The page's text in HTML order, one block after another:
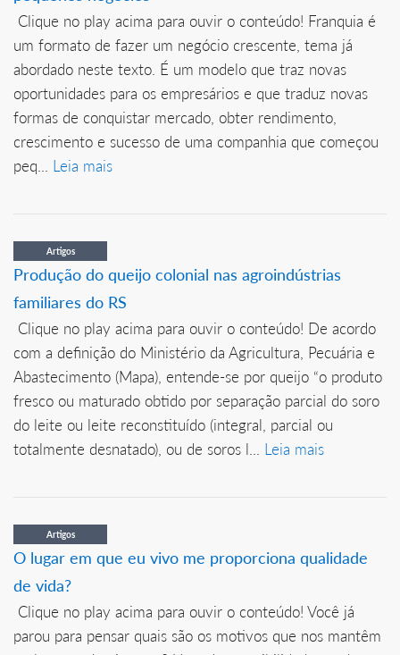
Clique no play acima para ouvir o conteúdo! Franquia é
um formato de fazer um negócio crescente, tema já
abordado neste texto. É um modelo que traz novas
oportunidades para os empresários e que traduz novas
formas de conquistar mercado, obter rendimento,
crescimento e sucesso de uma companhia que começou
peq... Leia mais
Artigos
Produção do queijo colonial nas agroindústrias
familiares do RS
Clique no play acima para ouvir o conteúdo! De acordo
com a definição do Ministério da Agricultura, Pecuária e
Abastecimento (Mapa), entende-se por queijo “o produto
fresco ou maturado obtido por separação parcial do soro
do leite ou leite reconstituído (integral, parcial ou
totalmente desnatado), ou de soros l... Leia mais
Artigos
O lugar em que eu vivo me proporciona qualidade
de vida?
Clique no play acima para ouvir o conteúdo! Você já
parou para pensar quais são os motivos que nos mantêm